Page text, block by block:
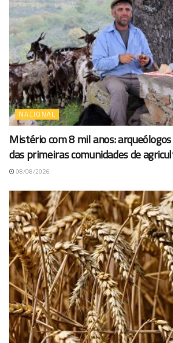
NACIONAL
Mistério com 8 mil anos:
das primeiras comunidades de
08/08/2026